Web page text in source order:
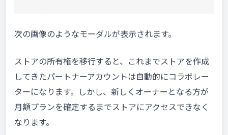
次の画像のようなモーダルが表示されます。
ストアの所有権を移行すると、これまでストアを作成
してきたパートナーアカウントは自動的にコラボレー
ターになります。しかし、新しくオーナーとなる方が
月額プランを確定するまでストアにアクセスできなく
なります。